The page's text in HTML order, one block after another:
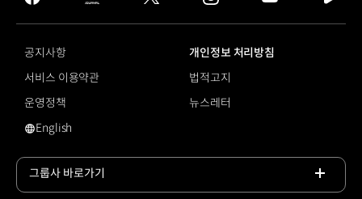
facebook
hmg
journal
twitter instagram
tv
공지사항
개인정보 처리방침
서비스 이용약관
법적고지
운영정책
뉴스레터
로보셔틀
English
그룹사 바로가기